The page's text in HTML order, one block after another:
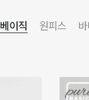
베이직 원피스